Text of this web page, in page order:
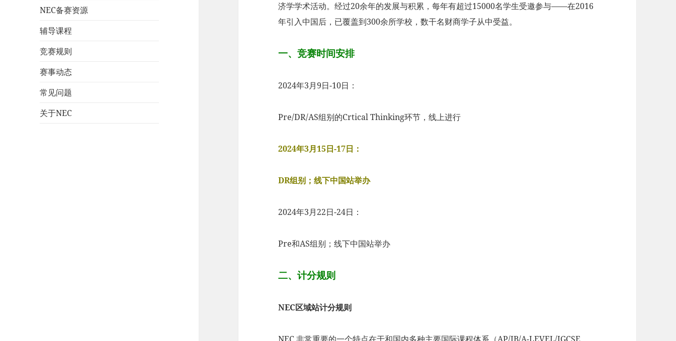
NEC备赛资源
辅导课程
竞赛规则
赛事动态
常见问题
关于NEC
济学学术活动。经过20余年的发展与积累，每年有超过15000名学生受邀参与——在2016
年引入中国后，已覆盖到300余所学校，数干名财商学子从中受益。
一、竞赛时间安排
2024年3月9日-10日：
Pre/DR/AS组别的Crtical Thinking环节，线上进行
2024年3月15日-17日：
DR组别；线下中国站举办
2024年3月22日-24日：
Pre和AS组别；线下中国站举办
二、计分规则
NEC区域站计分规则